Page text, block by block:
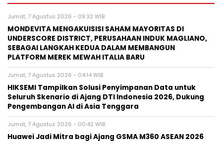
Jumat, 7 Agustus 2026 - 09:32 WIB
MONDEVITA MENGAKUISISI SAHAM MAYORITAS DI
UNDERSCORE DISTRICT, PERUSAHAAN INDUK MAGLIANO,
SEBAGAI LANGKAH KEDUA DALAM MEMBANGUN
PLATFORM MEREK MEWAH ITALIA BARU
Jumat, 7 Agustus 2026 - 04:14 WIB
HIKSEMI Tampilkan Solusi Penyimpanan Data untuk
Seluruh Skenario di Ajang DTI Indonesia 2026, Dukung
Pengembangan AI di Asia Tenggara
Jumat, 7 Agustus 2026 - 00:42 WIB
Huawei Jadi Mitra bagi Ajang GSMA M360 ASEAN 2026